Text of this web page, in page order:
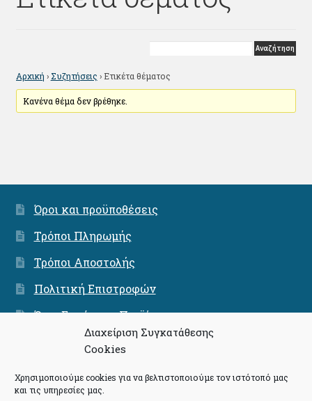
Διαχείριση Συγκατάθεσης
Cookies
Χρησιμοποιούμε cookies για να βελτιστοποιούμε τον ιστότοπό μας
και τις υπηρεσίες μας.
Αρχική › Συζητήσεις › Ετικέτα θέματος
Κανένα θέμα δεν βρέθηκε.
Όροι και προϋποθέσεις
Τρόποι Πληρωμής
Τρόποι Αποστολής
Πολιτική Επιστροφών
Όροι Εγγύησης Προϊόντων
Ασφάλεια Συνναλαγών